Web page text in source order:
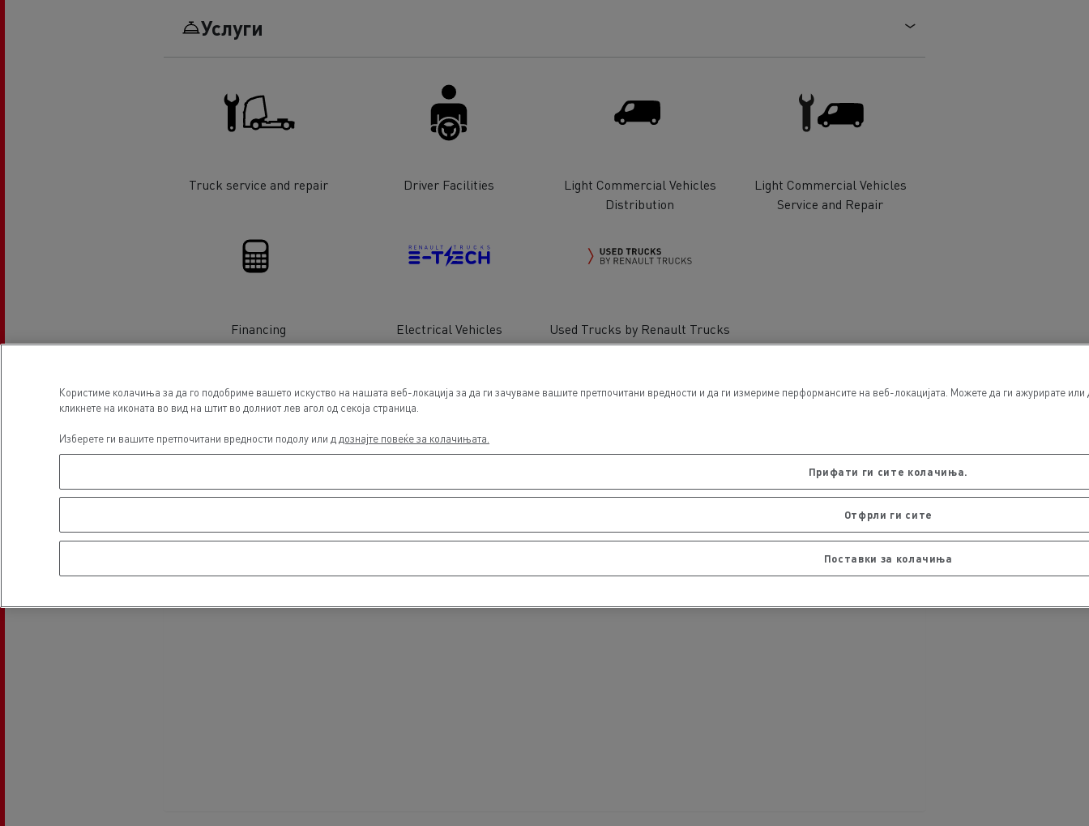
Услуги
Truck service and repair Driver Facilities
Light Commercial Vehicles
Distribution
Light Commercial Vehicles
Service and Repair
Financing Electrical Vehicles Used Trucks by Renault Trucks
Локација
Користиме колачиња за да го подобриме вашето искуство на нашата веб-локација за да ги зачуваме вашите претпочитани вредности и да ги измериме перформансите на веб-локацијата. Можете да ги ажурирате
кликнете на иконата во вид на штит во долниот лев агол од секоја страница.
Изберете ги вашите претпочитани вредности подолу или д дознајте повеќе за колачињата.
Прифати ги сите колачиња.
Отфрли ги сите
Поставки за колачиња